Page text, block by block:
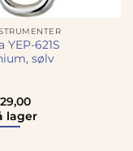
YEP-621S
sølv
lager